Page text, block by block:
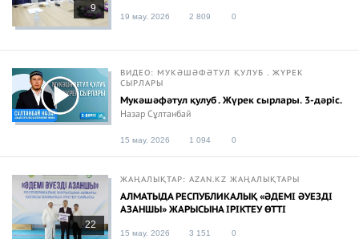
9
19 мау. 2026 2 809 0
ВИДЕО: МУКӘШӘФӘТУЛ ҚУЛУБ . ЖҮРЕК
СЫРЛАРЫ
Мукәшәфәтул қулуб . Жүрек сырлары. 3-дәріс.
Назар Сұлтанбай
15 мау. 2026 1 094 0
22
ЖАҢАЛЫҚТАР: AZAN.KZ ЖАҢАЛЫҚТАРЫ
АЛМАТЫДА РЕСПУБЛИКАЛЫҚ «ӘДЕМІ ӘУЕЗДІ
АЗАНШЫ» ЖАРЫСЫНА ІРІКТЕУ ӨТТІ
15 мау. 2026 3 151 0